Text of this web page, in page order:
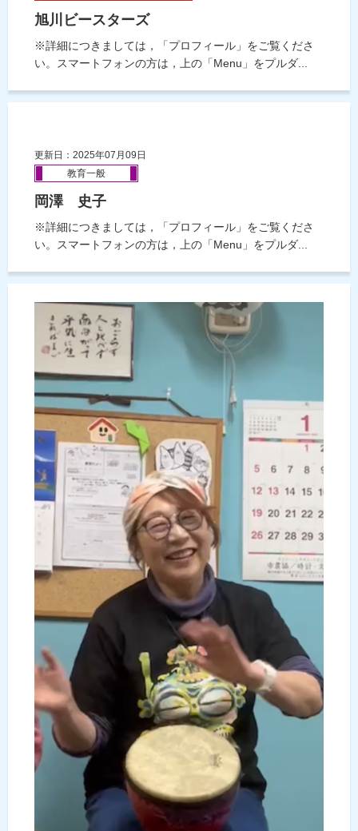
旭川ビースターズ
※詳細につきましては，「プロフィール」をご覧くださ
い。スマートフォンの方は，上の「Menu」をプルダ...
更新日：2025年07月09日
教育一般
岡澤 史子
※詳細につきましては，「プロフィール」をご覧くださ
い。スマートフォンの方は，上の「Menu」をプルダ...